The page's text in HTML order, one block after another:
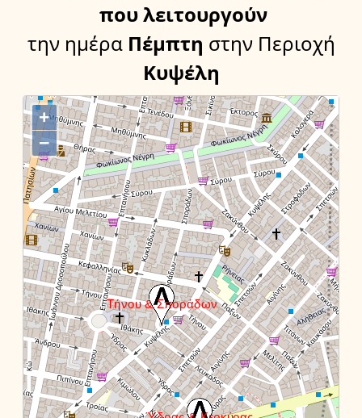
που λειτουργούν
την ημέραΠέμπτη στην Περιοχή
Κυψέλη
+
−